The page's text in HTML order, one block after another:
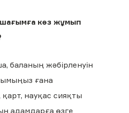
шағымға көз жұмып
баланың жәбірленуін
ғана
қарт, науқас сияқты
адамдарға өзге